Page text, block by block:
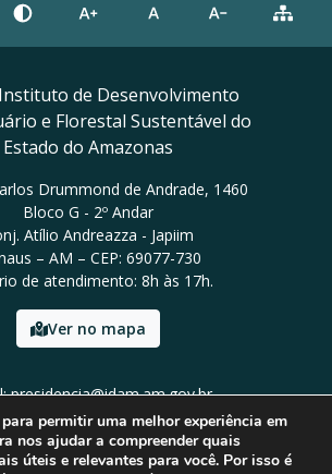
de Desenvolvimento
e Florestal Sustentável do
Estado do Amazonas
Drummond de Andrade, 1460
Bloco G - 2º Andar
Atílio Andreazza - Japiim
– AM – CEP: 69077-730
de atendimento: 8h às 17h.
Ver no mapa
presidencia@idam.am.gov.br
Tel: (92) 98452-9911
permitir uma melhor experiência em
nos ajudar a compreender quais
úteis e relevantes para você. Por isso é